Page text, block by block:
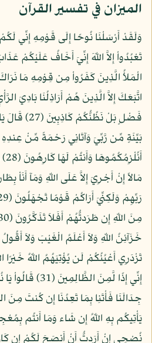
الميزان في تفسير القرآن
الْمَلأُ الَّذِينَ كَفَرُواْ مِن قِوْمِهِ مَا نَرَاكَ
اتَّبَعَكَ إِلاَّ الَّذِينَ هُمْ أَرَاذِلُنَا بَادِيَ
فَضْلٍ بَلْ
بَيِّنَةٍ مِّن رَّبِّيَ وَآتَانِي رَحْمَةً مِّنْ
مَالاً إِنْ أَجْرِيَ إِلاَّ عَلَى اللّهِ وَمَآ أَنَاْ
خَزَآئِنُ اللّهِ وَلاَ أَعْلَمُ الْغَيْبَ وَلاَ
تَزْدَرِي أَعْيُنُكُمْ لَن يُؤْتِيَهُمُ اللّهُ خَيْرًا
إِنِّي إِذًا لَّمِنَ
نُصْحِي إِنْ أَرَدتُّ أَنْ أَنصَحَ لَكُمْ إِن